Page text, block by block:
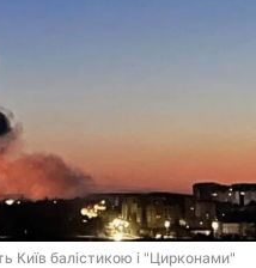
Київ балістикою і "Цирконами"